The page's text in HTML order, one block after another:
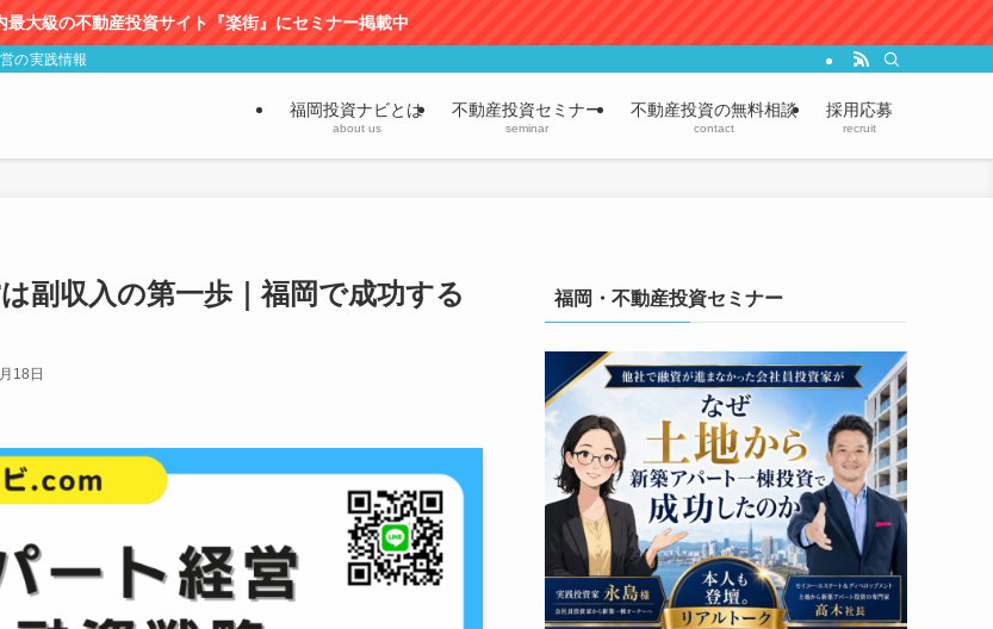
最大級の不動産投資サイト『楽街』にセミナー掲載中
の実践情報
福岡投資ナビとは
about us
不動産投資セミナー
seminar
不動産投資の無料相談
contact
採用応募
recruit
副収入の第一歩｜福岡で成功する
18日
福岡・不動産投資セミナー